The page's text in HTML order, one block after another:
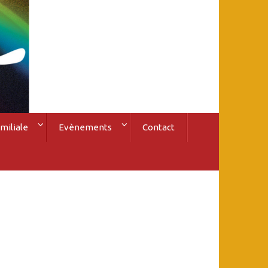
Evènements Contact